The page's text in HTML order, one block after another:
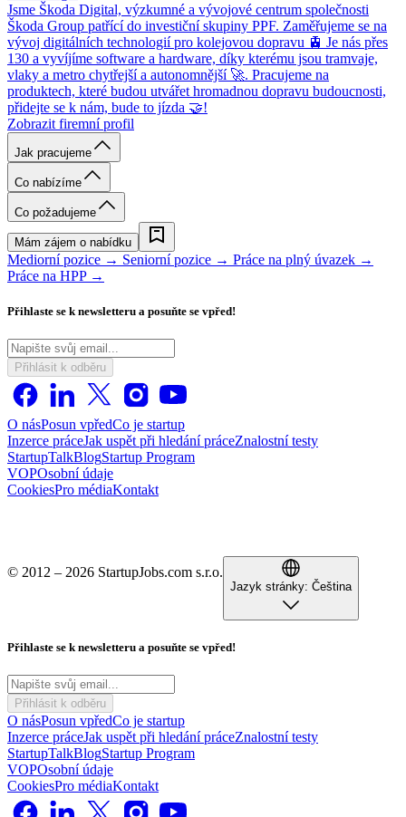
Jsme Škoda Digital, výzkumné a vývojové centrum společnosti
Škoda Group patřící do investiční skupiny PPF. Zaměřujeme se na
vývoj digitálních technologií pro kolejovou dopravu 🚊 Je nás přes
130 a vyvíjíme software a hardware, díky kterému jsou tramvaje,
vlaky a metro chytřejší a autonomnější 🚀. Pracujeme na
produktech, které budou utvářet hromadnou dopravu budoucnosti,
přidejte se k nám, bude to jízda 🤝!
Zobrazit firemní profil
Jak pracujeme
Co nabízíme
Co požadujeme
Mám zájem o nabídku
Mediorní pozice → Seniorní pozice → Práce na plný úvazek →
Práce na HPP →
Přihlaste se k newsletteru a posuňte se vpřed!
Přihlásit k odběru
O násPosun vpředCo je startup
Inzerce práceJak uspět při hledání práceZnalostní testy
StartupTalkBlogStartup Program
VOPOsobní údaje
CookiesPro médiaKontakt
© 2012 – 2026 StartupJobs.com s.r.o.
Jazyk stránky: Čeština
Přihlaste se k newsletteru a posuňte se vpřed!
Přihlásit k odběru
O násPosun vpředCo je startup
Inzerce práceJak uspět při hledání práceZnalostní testy
StartupTalkBlogStartup Program
VOPOsobní údaje
CookiesPro médiaKontakt